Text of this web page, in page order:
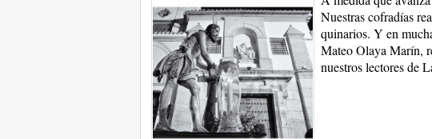
Nuestras cofradías
quinarios. Y en
Mateo Olaya Marín,
nuestros lectores de